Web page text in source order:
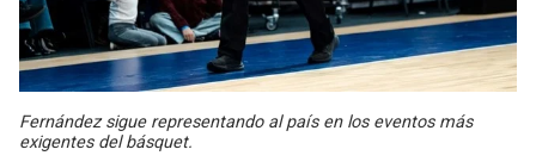
Fernández sigue representando al país en los eventos más
exigentes del básquet.